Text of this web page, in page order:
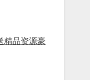
精品资源豪